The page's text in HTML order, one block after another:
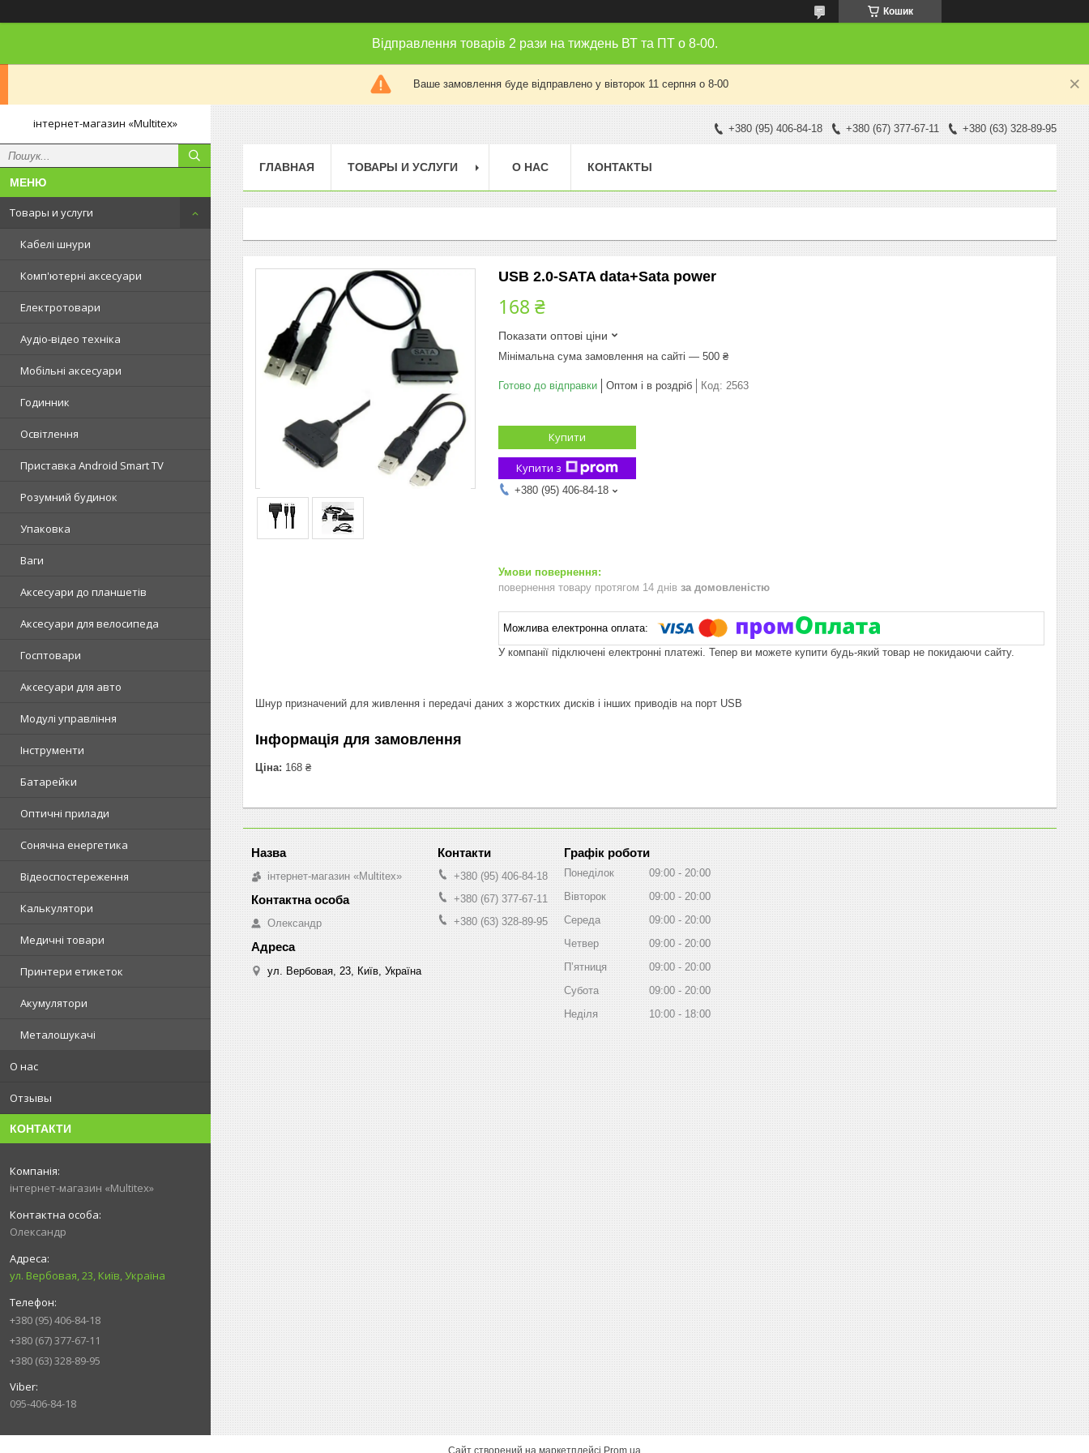
Кошик
Відправлення товарів 2 рази на тиждень ВТ та ПТ о 8-00.
Ваше замовлення буде відправлено у вівторок 11 серпня о 8-00
інтернет-магазин «Multitex»
Товары и услуги
Кабелі шнури
Комп'ютерні аксесуари
Електротовари
Аудіо-відео техніка
Мобільні аксесуари
Годинник
Освітлення
Приставка Android Smart TV
Розумний будинок
Упаковка
Ваги
Аксесуари до планшетів
Аксесуари для велосипеда
Госптовари
Аксесуари для авто
Модулі управління
Інструменти
Батарейки
Оптичні прилади
Сонячна енергетика
Відеоспостереження
Калькулятори
Медичні товари
Принтери етикеток
Акумулятори
Металошукачі
О нас
Отзывы
КОНТАКТИ
інтернет-магазин «Multitex»
Олександр
ул. Вербовая, 23, Київ, Україна
+380 (95) 406-84-18
+380 (67) 377-67-11
+380 (63) 328-89-95
095-406-84-18
+380 (95) 406-84-18 +380 (67) 377-67-11 +380 (63) 328-89-95
ГЛАВНАЯ ТОВАРЫ И УСЛУГИ О НАС КОНТАКТЫ
USB 2.0-SATA data+Sata power
168 ₴
Показати оптові ціни
Мінімальна сума замовлення на сайті — 500 ₴
Готово до відправки Оптом і в роздріб Код: 2563
Купити
Купити з
+380 (95) 406-84-18
повернення товару протягом 14 днів за домовленістю
У компанії підключені електронні платежі. Тепер ви можете купити будь-який товар не покидаючи сайту.
Шнур призначений для живлення і передачі даних з жорстких дисків і інших приводів на порт USB
Інформація для замовлення
Ціна: 168 ₴
інтернет-магазин «Multitex»
Олександр
ул. Вербовая, 23, Київ, Україна
+380 (95) 406-84-18
+380 (67) 377-67-11
+380 (63) 328-89-95
Графік роботи
Понеділок 09:00
20:00
Вівторок
09:00
20:00
Середа
09:00
20:00
Четвер
09:00
20:00
Пʼятниця
09:00
20:00
Субота
09:00
20:00
Неділя
10:00 18:00
Сайт створений на маркетплейсі Prom.ua